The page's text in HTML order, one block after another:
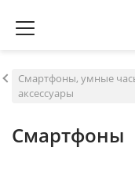
Смартфоны, умные
аксессуары
Смартфоны